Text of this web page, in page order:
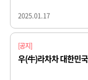
2025.01.17
[공지]
우(牛)라차차 대한민